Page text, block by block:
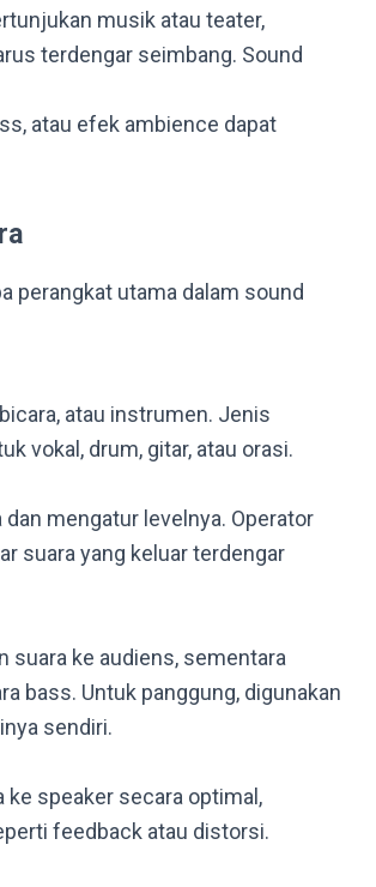
musik atau teater,
terdengar seimbang. Sound
atau efek ambience dapat
perangkat utama dalam sound
atau instrumen. Jenis
vokal, drum, gitar, atau orasi.
mengatur levelnya. Operator
suara yang keluar terdengar
suara ke audiens, sementara
bass. Untuk panggung, digunakan
sendiri.
speaker secara optimal,
feedback atau distorsi.